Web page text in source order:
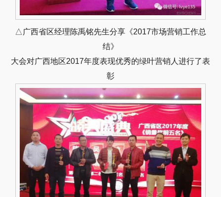
△广西省区经理陈禹铭先生分享《2017市场营销工作总
结》
大会对广西地区2017年度表现优秀的绿叶营销人进行了表
彰